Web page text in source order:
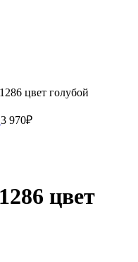
цвет голубой
3 970₽
цвет